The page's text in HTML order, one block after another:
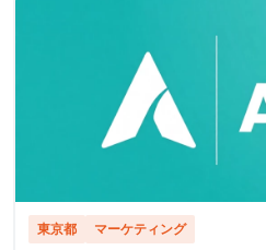
東京都 マーケティング